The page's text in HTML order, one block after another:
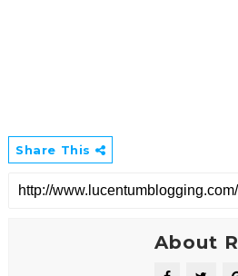
Share This
About